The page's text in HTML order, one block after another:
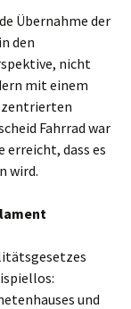
Übernahme der
den
nicht
mit einem
Fahrrad war
dass es
wird.
und